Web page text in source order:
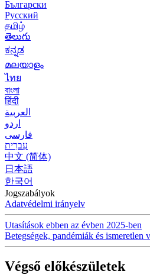
Български
Русский
தமிழ்
తెలుగు
ಕನ್ನಡ
മലയാളം
ไทย
বাংলা
हिंदी
العربية
اردو
فارسی
עִברִית
中文 (简体)
日本語
한국어
Jogszabályok
Adatvédelmi irányelv
Utasítások ebben az évben 2025-ben
Betegségek, pandémiák és ismeretlen
Végső előkészületek